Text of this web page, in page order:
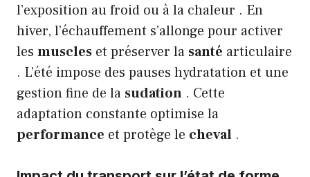
l’exposition au froid ou à la chaleur . En
hiver, l’échauffement s’allonge pour activer
les muscles et préserver la santé articulaire
. L’été impose des pauses hydratation et une
gestion fine de la sudation . Cette
adaptation constante optimise la
performance et protège le cheval .